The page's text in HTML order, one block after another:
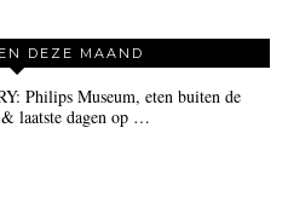
DEZE MAAND
Philips Museum, eten buiten de
laatste dagen op …